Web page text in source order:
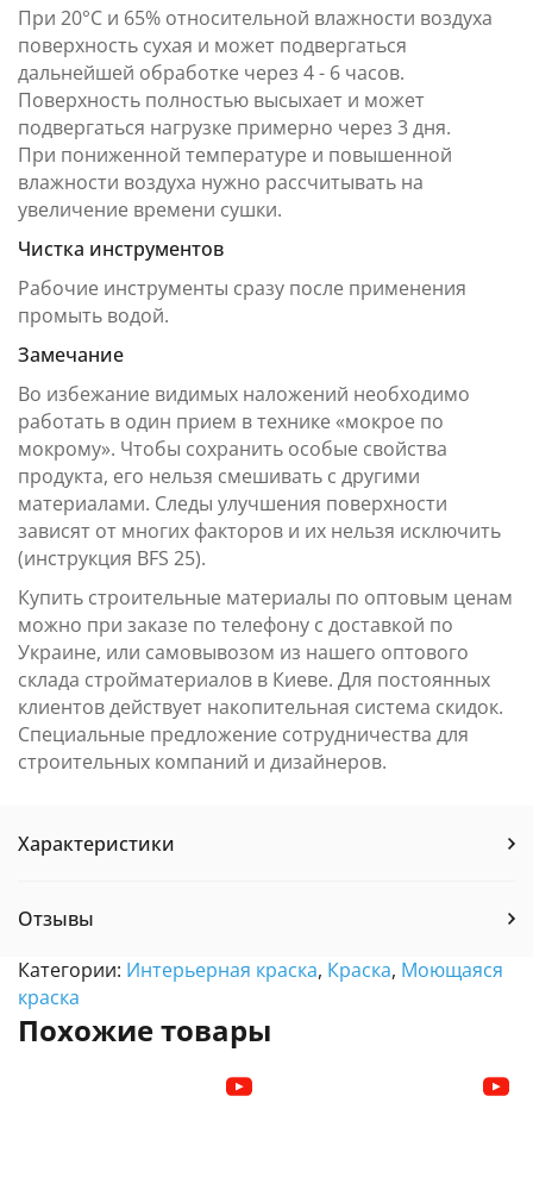
При 20°C и 65% относительной влажности воздуха
поверхность сухая и может подвергаться
дальнейшей обработке через 4 - 6 часов.
Поверхность полностью высыхает и может
подвергаться нагрузке примерно через 3 дня.
При пониженной температуре и повышенной
влажности воздуха нужно рассчитывать на
увеличение времени сушки.
Чистка инструментов
Рабочие инструменты сразу после применения
промыть водой.
Замечание
Во избежание видимых наложений необходимо
работать в один прием в технике «мокрое по
мокрому». Чтобы сохранить особые свойства
продукта, его нельзя смешивать с другими
материалами. Следы улучшения поверхности
зависят от многих факторов и их нельзя исключить
(инструкция BFS 25).
Купить строительные материалы по оптовым ценам
можно при заказе по телефону с доставкой по
Украине, или самовывозом из нашего оптового
склада стройматериалов в Киеве. Для постоянных
клиентов действует накопительная система скидок.
Специальные предложение сотрудничества для
строительных компаний и дизайнеров.
Характеристики
Отзывы
Категории: Интерьерная краска, Краска, Моющаяся
краска
Похожие товары